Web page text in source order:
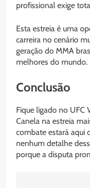
profissional exige
Esta estreia é uma
carreira no cenário
geração do MMA
melhores do mundo.
Conclusão
Fique ligado no UFC
Canela na estreia
combate estará aqui
nenhum detalhe
porque a disputa